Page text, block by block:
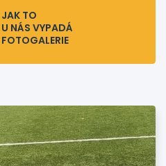
JAK TO
U NÁS VYPADÁ
FOTOGALERIE